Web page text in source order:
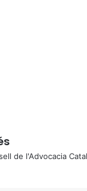
de l'Advocacia